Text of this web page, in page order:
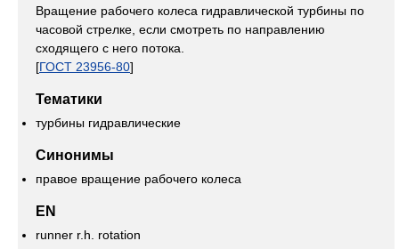
Вращение рабочего колеса гидравлической турбины по
часовой стрелке, если смотреть по направлению
сходящего с него потока.
[ГОСТ 23956-80]
Тематики
турбины гидравлические
Синонимы
правое вращение рабочего колеса
EN
runner r.h. rotation